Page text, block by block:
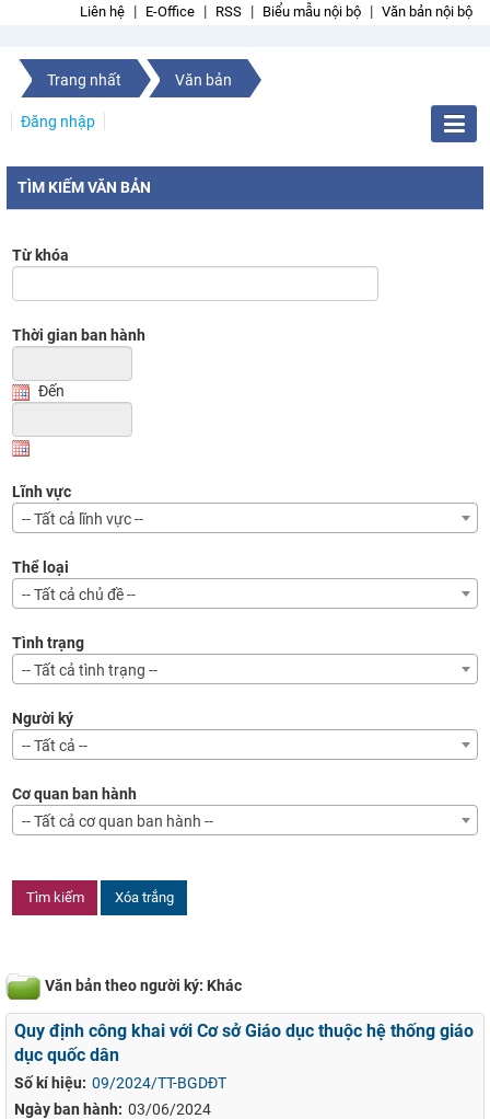
Liên hệ E-Office RSS Biểu mẫu nội bộ Văn bản nội bộ
Trang nhất Văn bản
Đăng nhập
TÌM KIẾM VĂN BẢN
Từ khóa
Thời gian ban hành
Đến
Lĩnh vực
-- Tất cả lĩnh vực --
Thể loại
-- Tất cả chủ đề --
Tình trạng
-- Tất cả tình trạng --
Người ký
-- Tất cả --
Cơ quan ban hành
-- Tất cả cơ quan ban hành --
Văn bản theo người ký: Khác
Số kí hiệu: 09/2024/TT-BGDĐT
Ngày ban hành: 03/06/2024
Quy định công khai với Cơ sở Giáo dục thuộc hệ thống giáo
dục quốc dân